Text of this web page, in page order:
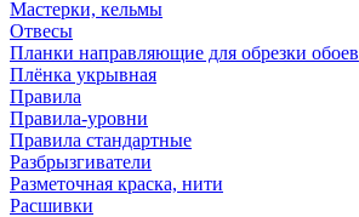
Мастерки, кельмы
Отвесы
Планки направляющие для обрезки обоев
Плёнка укрывная
Правила
Правила-уровни
Правила стандартные
Разбрызгиватели
Разметочная краска, нити
Расшивки